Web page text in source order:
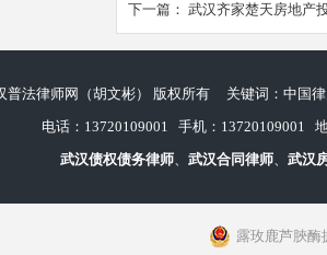
下一篇： 武汉齐家楚天房地产
普法律师网（胡文彬） 版权所有 关键词：中国
电话：13720109001 手机：13720109001
武汉债权债务律师、 武汉合同律师、 武汉
露玫鹿芦脥酶